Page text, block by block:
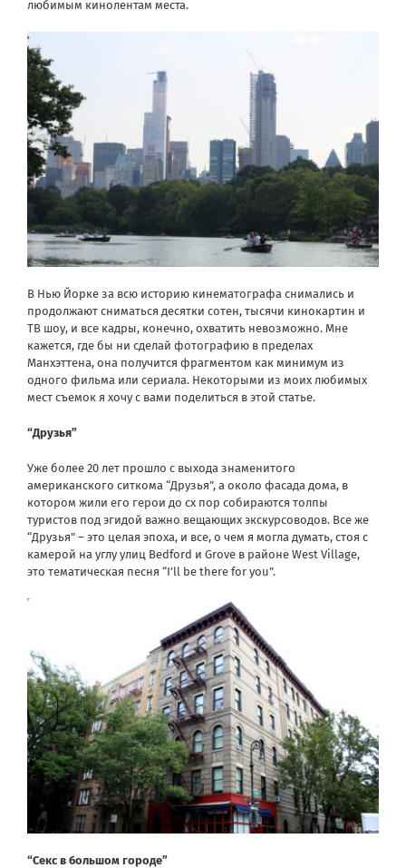
любимым кинолентам места.
В Нью Йорке за всю историю кинематографа снимались и
продолжают сниматься десятки сотен, тысячи кинокартин и
ТВ шоу, и все кадры, конечно, охватить невозможно. Мне
кажется, где бы ни сделай фотографию в пределах
Манхэттена, она получится фрагментом как минимум из
одного фильма или сериала. Некоторыми из моих любимых
мест съемок я хочу с вами поделиться в этой статье.
“Друзья”
Уже более 20 лет прошло с выхода знаменитого
американского ситкома “Друзья”, а около фасада дома, в
котором жили его герои до сх пор собираются толпы
туристов под эгидой важно вещающих экскурсоводов. Все же
“Друзья” – это целая эпоха, и все, о чем я могла думать, стоя с
камерой на углу улиц Bedford и Grove в районе West Village,
это тематическая песня “I’ll be there for you”.
“Секс в большом городе”